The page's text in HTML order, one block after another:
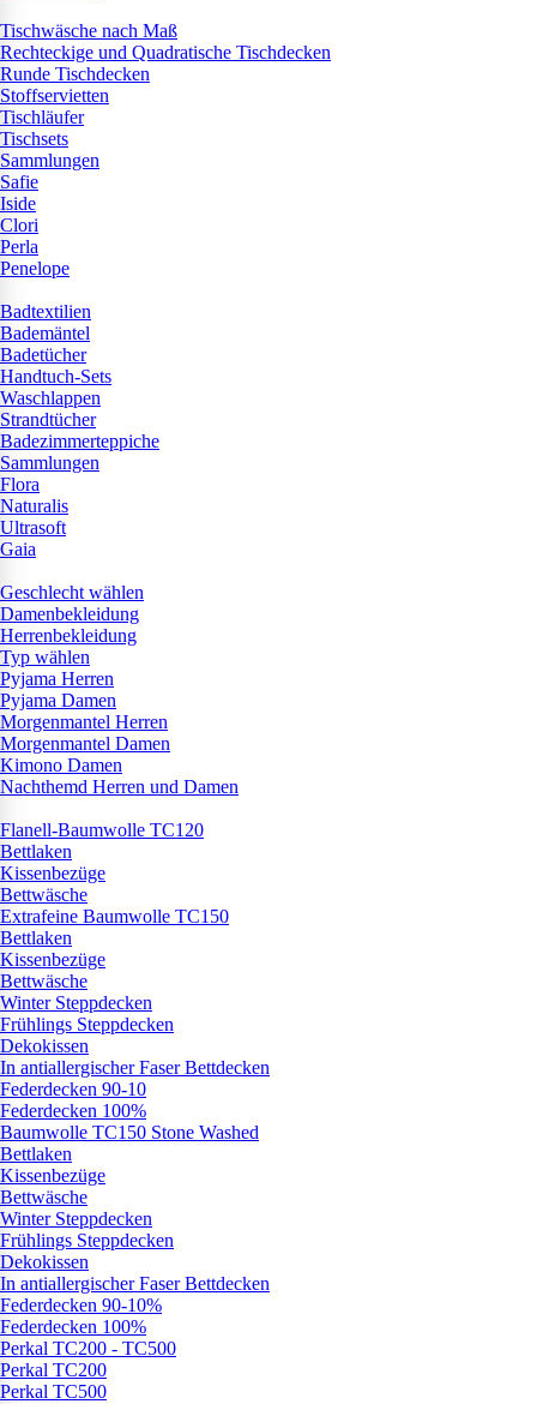
Tischwäsche nach Maß
Rechteckige und Quadratische Tischdecken
Runde Tischdecken
Stoffservietten
Tischläufer
Tischsets
Sammlungen
Safie
Iside
Clori
Perla
Penelope
Badtextilien
Bademäntel
Badetücher
Handtuch-Sets
Waschlappen
Strandtücher
Badezimmerteppiche
Sammlungen
Flora
Naturalis
Ultrasoft
Gaia
Geschlecht wählen
Damenbekleidung
Herrenbekleidung
Typ wählen
Pyjama Herren
Pyjama Damen
Morgenmantel Herren
Morgenmantel Damen
Kimono Damen
Nachthemd Herren und Damen
Flanell-Baumwolle TC120
Bettlaken
Kissenbezüge
Bettwäsche
Extrafeine Baumwolle TC150
Bettlaken
Kissenbezüge
Bettwäsche
Winter Steppdecken
Frühlings Steppdecken
Dekokissen
In antiallergischer Faser Bettdecken
Federdecken 90-10
Federdecken 100%
Baumwolle TC150 Stone Washed
Bettlaken
Kissenbezüge
Bettwäsche
Winter Steppdecken
Frühlings Steppdecken
Dekokissen
In antiallergischer Faser Bettdecken
Federdecken 90-10%
Federdecken 100%
Perkal TC200 - TC500
Perkal TC200
Perkal TC500